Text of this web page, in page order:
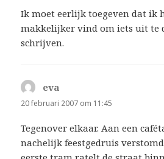
Ik moet eerlijk toegeven dat ik
makkelijker vind om iets uit te
schrijven.
eva
20 februari 2007 om 11:45
Tegenover elkaar. Aan een
nachelijk feestgedruis